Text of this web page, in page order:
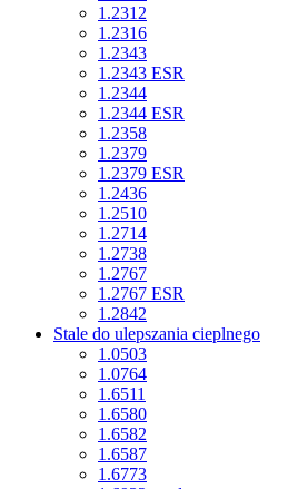
1.2312
1.2316
1.2343
1.2343 ESR
1.2344
1.2344 ESR
1.2358
1.2379
1.2379 ESR
1.2436
1.2510
1.2714
1.2738
1.2767
1.2767 ESR
1.2842
Stale do ulepszania cieplnego
1.0503
1.0764
1.6511
1.6580
1.6582
1.6587
1.6773